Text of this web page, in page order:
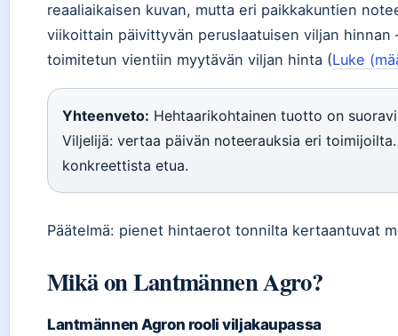
reaaliaikaisen kuvan, mutta eri paikkakuntien
viikoittain päivittyvän peruslaatuisen viljan hinnan
toimitetun vientiin myytävän viljan hinta (Luke
Yhteenveto: Hehtaarikohtainen tuotto on
Viljelijä: vertaa päivän noteerauksia eri
konkreettista etua.
Päätelmä: pienet hintaerot tonnilta kertaantuvat
Mikä on Lantmännen Agro?
Lantmännen Agron rooli viljakaupassa